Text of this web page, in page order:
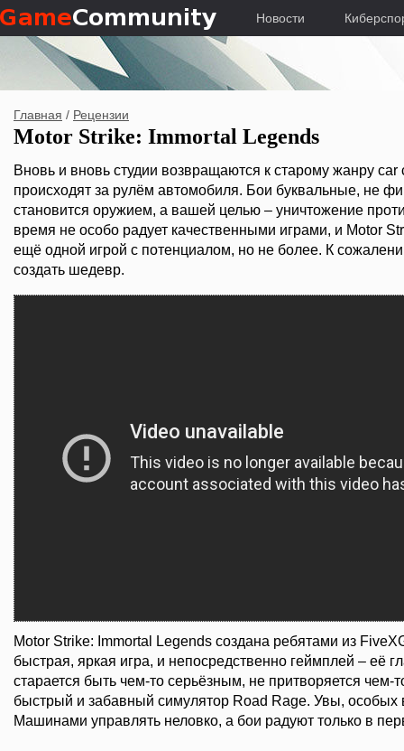
Новости
Главная / Рецензии
Motor Strike: Immortal Legends
Вновь и вновь студии возвращаются к старому жанру car
происходят за рулём автомобиля. Бои буквальные, не
становится оружием, а вашей целью – уничтожение
время не особо радует качественными играми, и Motor
ещё одной игрой с потенциалом, но не более. К
создать шедевр.
Motor Strike: Immortal Legends создана ребятами из
быстрая, яркая игра, и непосредственно геймплей – её
старается быть чем-то серьёзным, не притворяется чем-
быстрый и забавный симулятор Road Rage. Увы, особых
Машинами управлять неловко, а бои радуют только в